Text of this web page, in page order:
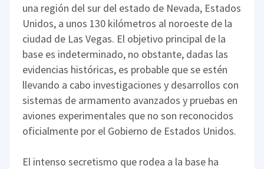
una región del sur del estado de Nevada, Estados
Unidos, a unos 130 kilómetros al noroeste de la
ciudad de Las Vegas. El objetivo principal de la
base es indeterminado, no obstante, dadas las
evidencias históricas, es probable que se estén
llevando a cabo investigaciones y desarrollos con
sistemas de armamento avanzados y pruebas en
aviones experimentales que no son reconocidos
oficialmente por el Gobierno de Estados Unidos.
El intenso secretismo que rodea a la base ha